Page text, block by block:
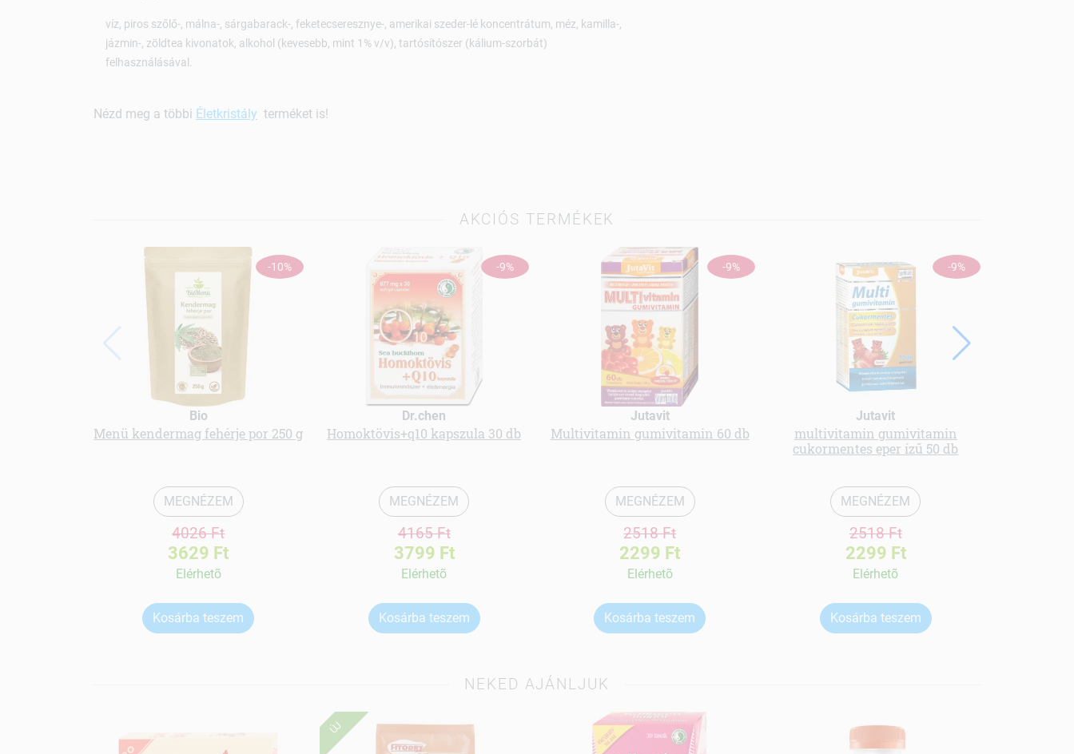
víz, piros szőlő-, málna-, sárgabarack-, feketecseresznye-, amerikai szeder-lé koncentrátum, méz, kamilla-,
jázmin-, zöldtea kivonatok, alkohol (kevesebb, mint 1% v/v), tartósítószer (kálium-szorbát)
felhasználásával.
Nézd meg a többi Életkristály terméket is!
AKCIÓS TERMÉKEK
-10%
Bio
Menü kendermag fehérje por 250 g
MEGNÉZEM
4026 Ft
3629 Ft
Elérhetõ
Kosárba teszem
-9%
Dr.chen
Homoktövis+q10 kapszula 30 db
MEGNÉZEM
4165 Ft
3799 Ft
Elérhetõ
Kosárba teszem
-9%
Jutavit
Multivitamin gumivitamin 60 db
MEGNÉZEM
2518 Ft
2299 Ft
Elérhetõ
Kosárba teszem
-9%
Jutavit
multivitamin gumivitamin
cukormentes eper ízű 50 db
MEGNÉZEM
2518 Ft
2299 Ft
Elérhetõ
Kosárba teszem
NEKED AJÁNLJUK
ÚJ